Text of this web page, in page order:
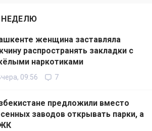
НЕДЕЛЮ
женщина заставляла
распространять закладки с
наркотиками
09:56 7
предложили вместо
заводов открывать парки, а